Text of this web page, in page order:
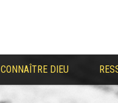
CONNAÎTRE DIEU